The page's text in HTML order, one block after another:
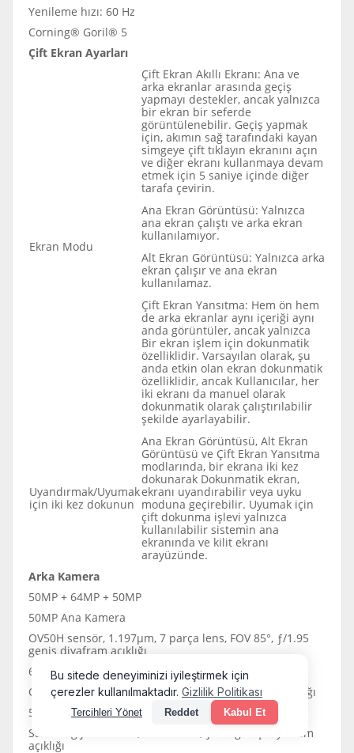
Yenileme hızı: 60 Hz
Corning® Goril® 5
Çift Ekran Ayarları
Ekran Modu
Çift Ekran Akıllı Ekranı: Ana ve
arka ekranlar arasında geçiş
yapmayı destekler, ancak yalnızca
bir ekran bir seferde
görüntülenebilir. Geçiş yapmak
için, akımın sağ tarafındaki kayan
simgeye çift tıklayın ekranını açın
ve diğer ekranı kullanmaya devam
etmek için 5 saniye içinde diğer
tarafa çevirin.
Ana Ekran Görüntüsü: Yalnızca
ana ekran çalıştı ve arka ekran
kullanılamıyor.
Alt Ekran Görüntüsü: Yalnızca arka
ekran çalışır ve ana ekran
kullanılamaz.
Çift Ekran Yansıtma: Hem ön hem
de arka ekranlar aynı içeriği aynı
anda görüntüler, ancak yalnızca
Bir ekran işlem için dokunmatik
özelliklidir. Varsayılan olarak, şu
anda etkin olan ekran dokunmatik
özelliklidir, ancak Kullanıcılar, her
iki ekranı da manuel olarak
dokunmatik olarak çalıştırılabilir
şekilde ayarlayabilir.
Uyandırmak/Uyumak
için iki kez dokunun
Ana Ekran Görüntüsü, Alt Ekran
Görüntüsü ve Çift Ekran Yansıtma
modlarında, bir ekrana iki kez
dokunarak Dokunmatik ekran,
ekranı uyandırabilir veya uyku
moduna geçirebilir. Uyumak için
çift dokunma işlevi yalnızca
kullanılabilir sistemin ana
ekranında ve kilit ekranı
arayüzünde.
Arka Kamera
50MP + 64MP + 50MP
50MP Ana Kamera
OV50H sensör, 1.197μm, 7 parça lens, FOV 85°, ƒ/1.95
geniş diyafram açıklığı
64MP Gece Görüş Kamerası
OV64B sensör, FOV 79,4°, ƒ/1,79 geniş diyafram açıklığı
50MP Ultra Geniş Açılı Kamera
Samsung JN1 sensör, FOV 117.3°, ƒ/2.2 geniş diyafram
açıklığı